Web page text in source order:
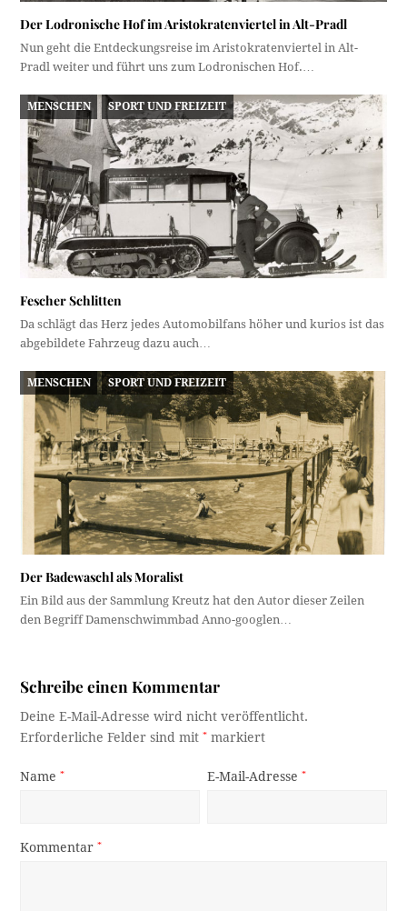
Der Lodronische Hof im Aristokratenviertel in Alt-Pradl
Nun geht die Entdeckungsreise im Aristokratenviertel in Alt-
Pradl weiter und führt uns zum Lodronischen Hof.…
MENSCHEN SPORT UND FREIZEIT
Fescher Schlitten
Da schlägt das Herz jedes Automobilfans höher und kurios ist das
abgebildete Fahrzeug dazu auch…
MENSCHEN SPORT UND FREIZEIT
Der Badewaschl als Moralist
Ein Bild aus der Sammlung Kreutz hat den Autor dieser Zeilen
den Begriff Damenschwimmbad Anno-googlen…
Schreibe einen Kommentar
Deine E-Mail-Adresse wird nicht veröffentlicht.
Erforderliche Felder sind mit* markiert
Name* E-Mail-Adresse*
Kommentar*